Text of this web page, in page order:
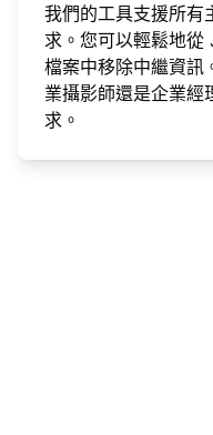
我們的工具支援所有
求。您可以輕鬆地從
檔案中移除中繼資訊
業攝影師還是企業經
求。